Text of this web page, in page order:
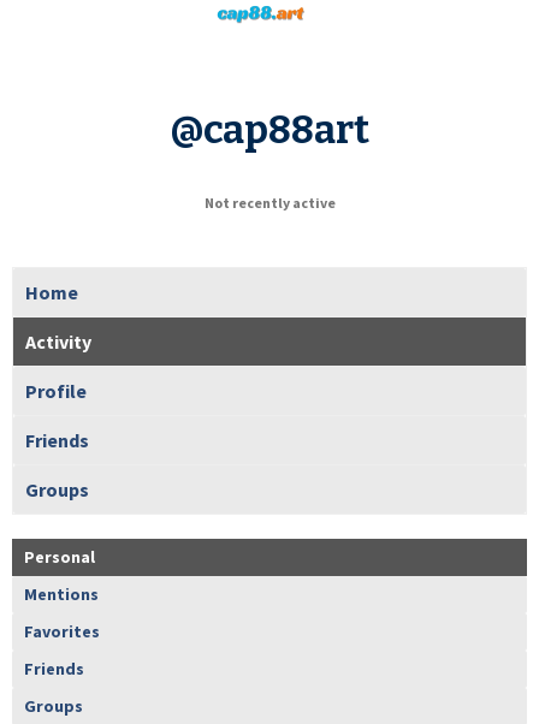
@cap88art
Not recently active
Home
Activity
Profile
Friends
Groups
Personal
Mentions
Favorites
Friends
Groups